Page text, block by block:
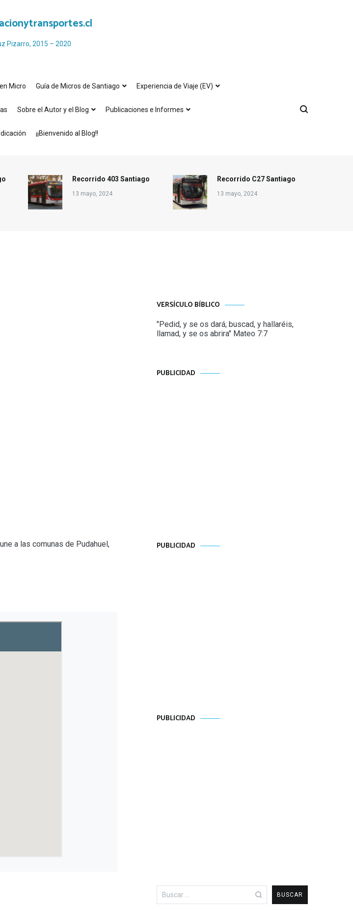
Pizarro, 2015 – 2020
Micro Guía de Micros de Santiago Experiencia de Viaje (EV)
Sobre el Autor y el Blog Publicaciones e Informes
¡¡Bienvenido al Blog!!
Recorrido 403 Santiago
13 mayo, 2024
Recorrido C27 Santiago
13 mayo, 2024
a las comunas de Pudahuel,
VERSÍCULO BÍBLICO
"Pedid, y se os dará; buscad, y hallaréis,
llamad, y se os abrira" Mateo 7:7
PUBLICIDAD
PUBLICIDAD
PUBLICIDAD
Buscar: